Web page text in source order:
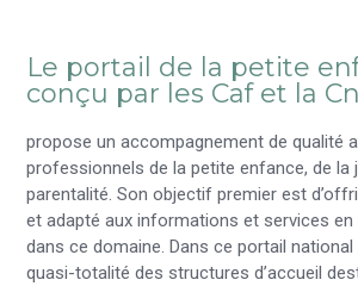
Le portail de la petite
conçu par les Caf et la
propose un accompagnement de qualité
professionnels de la petite enfance, de la
parentalité. Son objectif premier est
et adapté aux informations et services en
dans ce domaine. Dans ce portail
quasi-totalité des structures d’accueil